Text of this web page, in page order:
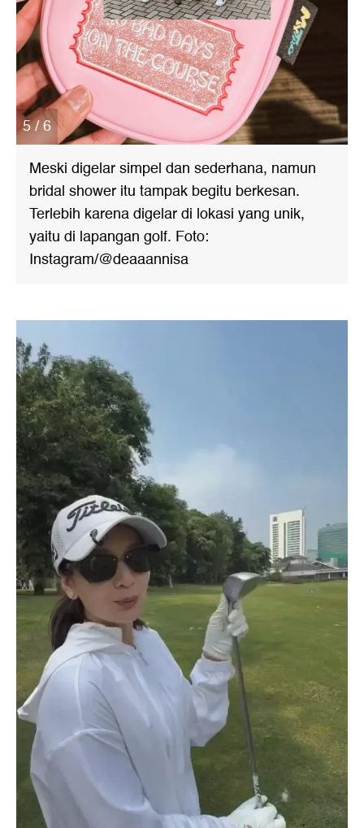
5 / 6
Meski digelar simpel dan sederhana, namun
bridal shower itu tampak begitu berkesan.
Terlebih karena digelar di lokasi yang unik,
yaitu di lapangan golf. Foto:
Instagram/@deaaannisa